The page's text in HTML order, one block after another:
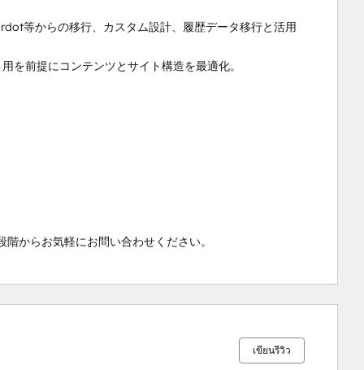
等からの移行、カスタム設計、履歴データ移行と活用
を前提にコンテンツとサイト構造を最適化。
からお気軽にお問い合わせください。
เขียนรีวิว
92%